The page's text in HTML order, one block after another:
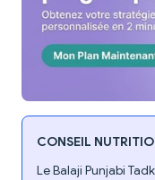
CONSEIL
Le Balaji Punjabi